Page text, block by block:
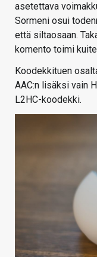
asetettava
Sormeni osui
että siltaosaan.
komento toimi
Koodekkituen
AAC:n lisäksi vain
L2HC-koodekki.